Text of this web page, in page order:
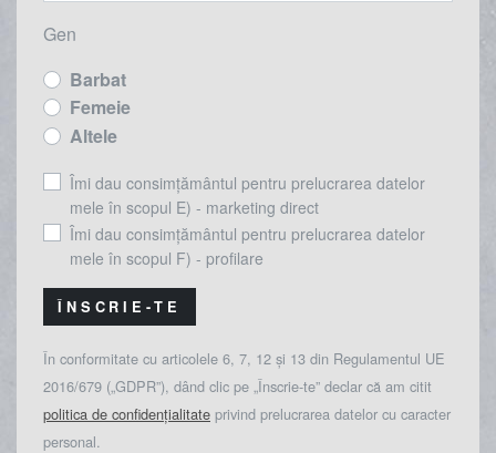
Gen
Barbat
Femeie
Altele
Îmi dau consimțământul pentru prelucrarea datelor
mele în scopul E) - marketing direct
Îmi dau consimțământul pentru prelucrarea datelor
mele în scopul F) - profilare
ÎNSCRIE-TE
În conformitate cu articolele 6, 7, 12 și 13 din Regulamentul UE
2016/679 („GDPR”), dând clic pe „Înscrie-te” declar că am citit
politica de confidențialitate privind prelucrarea datelor cu caracter
personal.